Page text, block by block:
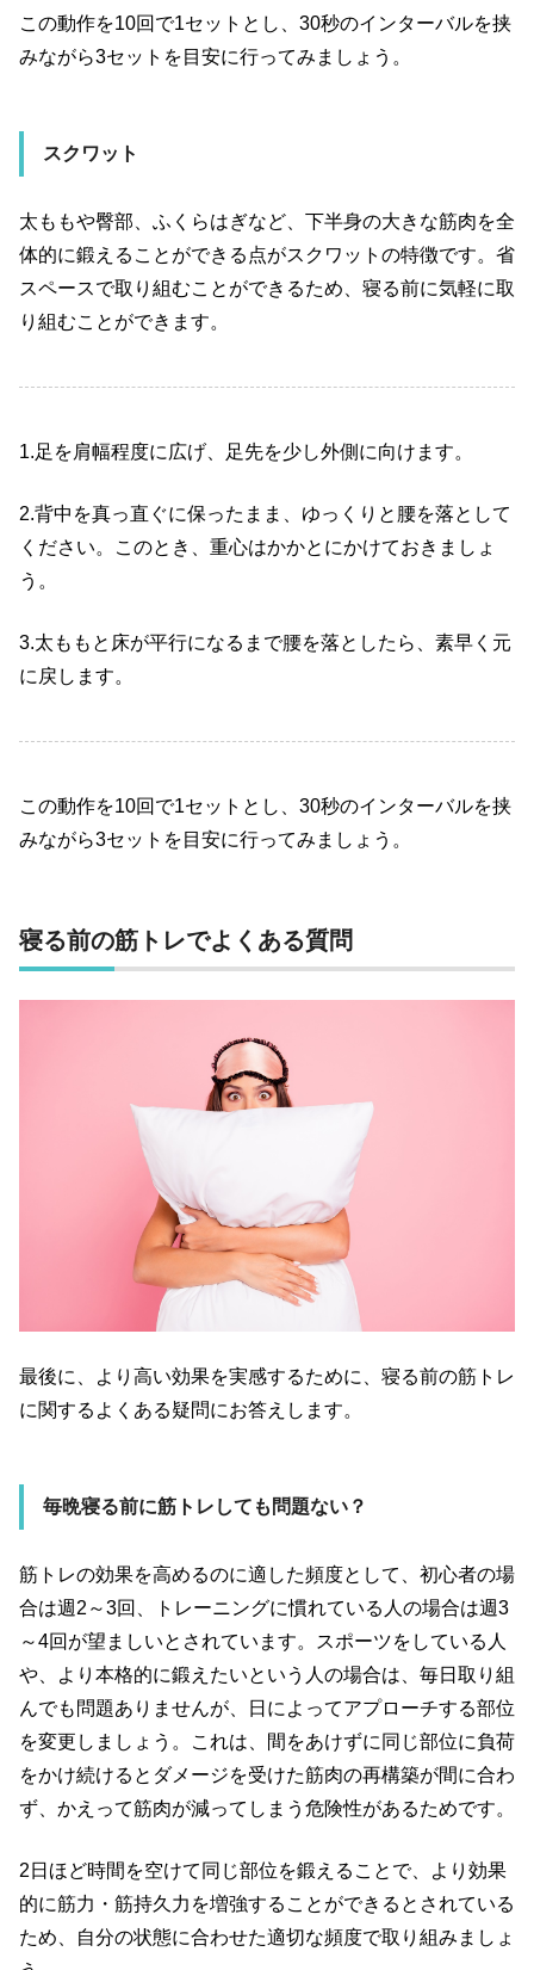
この動作を10回で1セットとし、30秒のインターバルを挟
みながら3セットを目安に行ってみましょう。
スクワット
太ももや臀部、ふくらはぎなど、下半身の大きな筋肉を全
体的に鍛えることができる点がスクワットの特徴です。省
スペースで取り組むことができるため、寝る前に気軽に取
り組むことができます。
1.足を肩幅程度に広げ、足先を少し外側に向けます。
2.背中を真っ直ぐに保ったまま、ゆっくりと腰を落として
ください。このとき、重心はかかとにかけておきましょ
う。
3.太ももと床が平行になるまで腰を落としたら、素早く元
に戻します。
この動作を10回で1セットとし、30秒のインターバルを挟
みながら3セットを目安に行ってみましょう。
寝る前の筋トレでよくある質問
最後に、より高い効果を実感するために、寝る前の筋トレ
に関するよくある疑問にお答えします。
毎晩寝る前に筋トレしても問題ない？
筋トレの効果を高めるのに適した頻度として、初心者の場
合は週2～3回、トレーニングに慣れている人の場合は週3
～4回が望ましいとされています。スポーツをしている人
や、より本格的に鍛えたいという人の場合は、毎日取り組
んでも問題ありませんが、日によってアプローチする部位
を変更しましょう。これは、間をあけずに同じ部位に負荷
をかけ続けるとダメージを受けた筋肉の再構築が間に合わ
ず、かえって筋肉が減ってしまう危険性があるためです。
2日ほど時間を空けて同じ部位を鍛えることで、より効果
的に筋力・筋持久力を増強することができるとされている
ため、自分の状態に合わせた適切な頻度で取り組みましょ